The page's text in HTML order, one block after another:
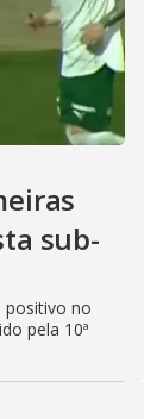
sub-
positivo no
pela 10ª